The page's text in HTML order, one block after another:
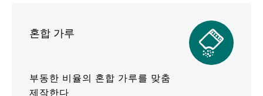
혼합 가루
부동한 비율의 혼합 가루를 맞춤